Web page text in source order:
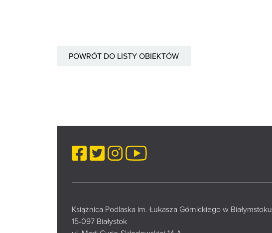
POWRÓT DO LISTY OBIEKTÓW
Facebook
TwitterInstagram
YouTube
Książnica Podlaska im. Łukasza Górnickiego w Białymstoku
15-097 Białystok